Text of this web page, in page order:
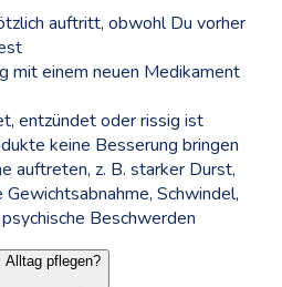
auftritt, obwohl Du vorher
mit einem neuen Medikament
entzündet oder rissig ist
keine Besserung bringen
auftreten, z. B. starker Durst,
Schwindel,
Beschwerden
Alltag pflegen?